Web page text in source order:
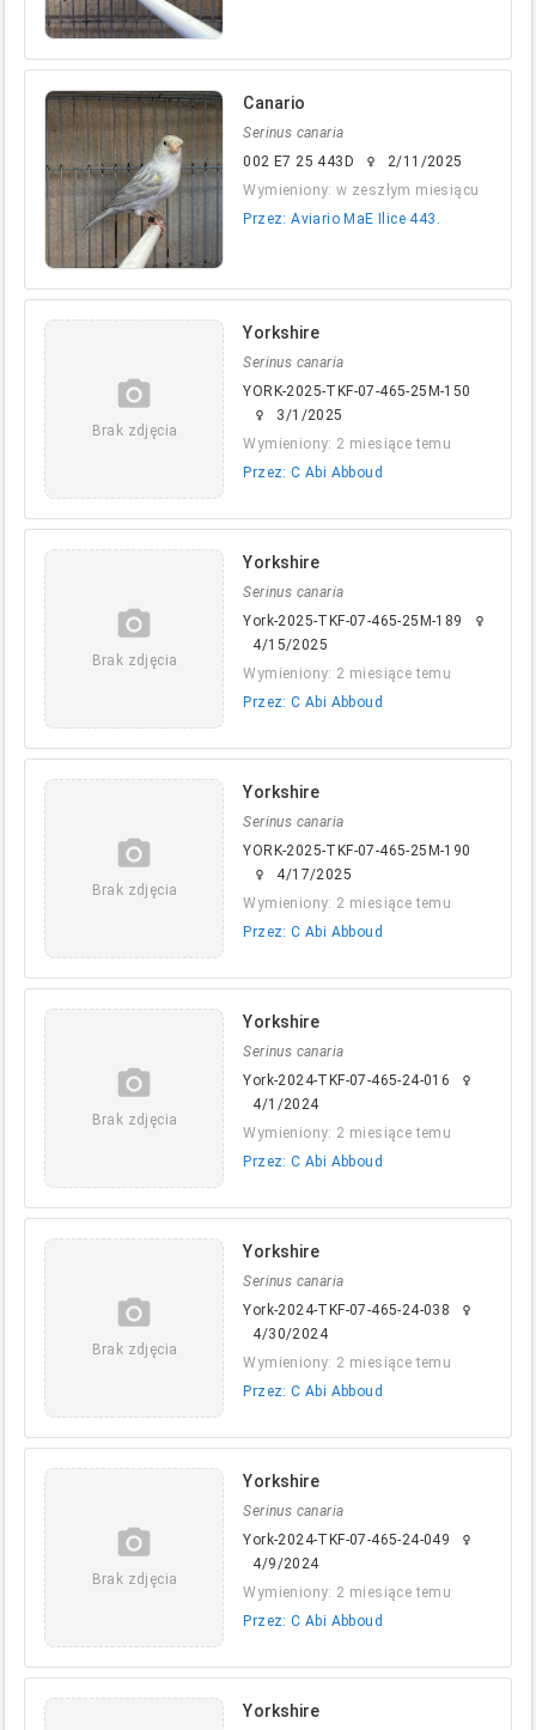
Canario
Serinus canaria
002 E7 25 443D
female
2/11/2025
Wymieniony: w zeszłym miesiącu
Przez: Aviario MaE Ilice 443.
camera_alt
Brak zdjęcia
Yorkshire
Serinus canaria
YORK-2025-TKF-07-465-25M-150
female
3/1/2025
Wymieniony: 2 miesiące temu
Przez: C Abi Abboud
camera_alt
Brak zdjęcia
Yorkshire
Serinus canaria
York-2025-TKF-07-465-25M-189
female
4/15/2025
Wymieniony: 2 miesiące temu
Przez: C Abi Abboud
camera_alt
Brak zdjęcia
Yorkshire
Serinus canaria
YORK-2025-TKF-07-465-25M-190
female
4/17/2025
Wymieniony: 2 miesiące temu
Przez: C Abi Abboud
camera_alt
Brak zdjęcia
Yorkshire
Serinus canaria
York-2024-TKF-07-465-24-016
female
4/1/2024
Wymieniony: 2 miesiące temu
Przez: C Abi Abboud
camera_alt
Brak zdjęcia
Yorkshire
Serinus canaria
York-2024-TKF-07-465-24-038
female
4/30/2024
Wymieniony: 2 miesiące temu
Przez: C Abi Abboud
camera_alt
Brak zdjęcia
Yorkshire
Serinus canaria
York-2024-TKF-07-465-24-049
female
4/9/2024
Wymieniony: 2 miesiące temu
Przez: C Abi Abboud
Yorkshire